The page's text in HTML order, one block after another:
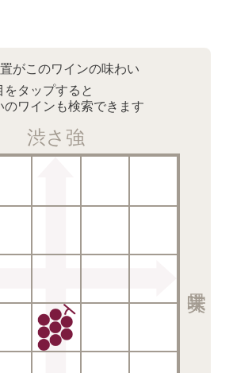
がこのワインの味わい
タップすると
のワインも検索できます
渋さ強